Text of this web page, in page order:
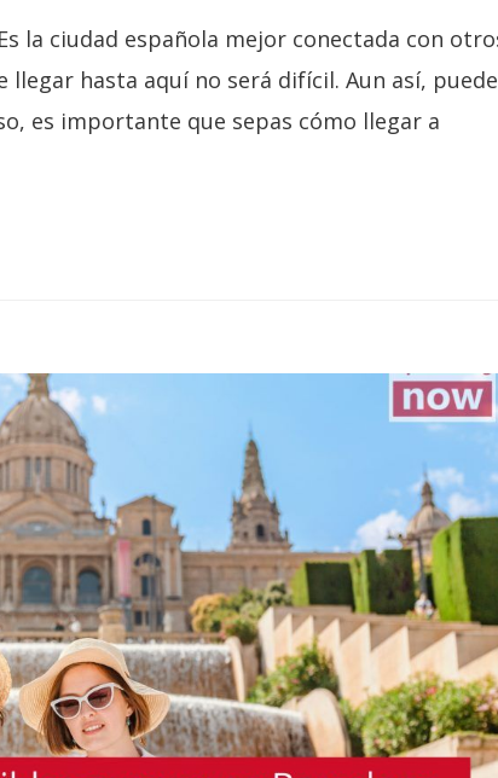
la ciudad española mejor conectada con
llegar hasta aquí no será difícil. Aun así,
es importante que sepas cómo llegar a